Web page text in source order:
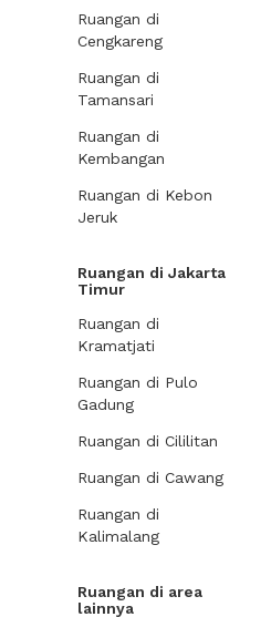
Ruangan di
Cengkareng
Ruangan di
Tamansari
Ruangan di
Kembangan
Ruangan di Kebon
Jeruk
Ruangan di Jakarta
Timur
Ruangan di
Kramatjati
Ruangan di Pulo
Gadung
Ruangan di Cililitan
Ruangan di Cawang
Ruangan di
Kalimalang
Ruangan di area
lainnya